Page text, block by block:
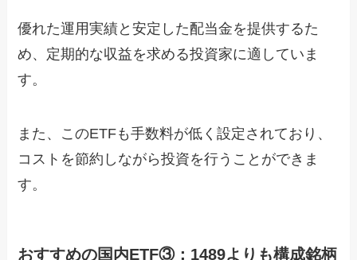
優れた運用実績と安定した配当金を提供するた
め、定期的な収益を求める投資家に適していま
す。
また、このETFも手数料が低く設定されており、
コストを節約しながら投資を行うことができま
す。
おすすめの国内ETF③：1489よりも構成銘柄